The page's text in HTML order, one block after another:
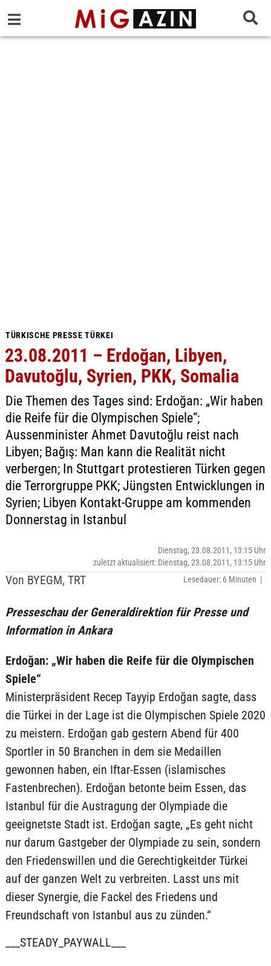
TÜRKISCHE PRESSE TÜRKEI
23.08.2011 – Erdoğan, Libyen,
Davutoğlu, Syrien, PKK, Somalia
Die Themen des Tages sind: Erdoğan: „Wir haben
die Reife für die Olympischen Spiele“;
Aussenminister Ahmet Davutoğlu reist nach
Libyen; Bağış: Man kann die Realität nicht
verbergen; In Stuttgart protestieren Türken gegen
die Terrorgruppe PKK; Jüngsten Entwicklungen in
Syrien; Libyen Kontakt-Gruppe am kommenden
Donnerstag in Istanbul
Von BYEGM, TRT
Dienstag, 23.08.2011, 13:15 Uhr
zuletzt aktualisiert: Dienstag, 23.08.2011, 13:15 Uhr
Lesedauer: 6 Minuten |
Presseschau der Generaldirektion für Presse und
Information in Ankara
Erdoğan: „Wir haben die Reife für die Olympischen
Spiele“
Ministerpräsident Recep Tayyip Erdoğan sagte, dass
die Türkei in der Lage ist die Olympischen Spiele 2020
zu meistern. Erdoğan gab gestern Abend für 400
Sportler in 50 Branchen in dem sie Medaillen
gewonnen haben, ein Iftar-Essen (islamisches
Fastenbrechen). Erdoğan betonte beim Essen, das
Istanbul für die Austragung der Olympiade die
geeignetste Stadt ist. Erdoğan sagte, „Es geht nicht
nur darum Gastgeber der Olympiade zu sein, sondern
den Friedenswillen und die Gerechtigkeitder Türkei
auf der ganzen Welt zu verbreiten. Lasst uns mit
dieser Synergie, die Fackel des Friedens und
Freundschaft von Istanbul aus zu zünden.“
___STEADY_PAYWALL___